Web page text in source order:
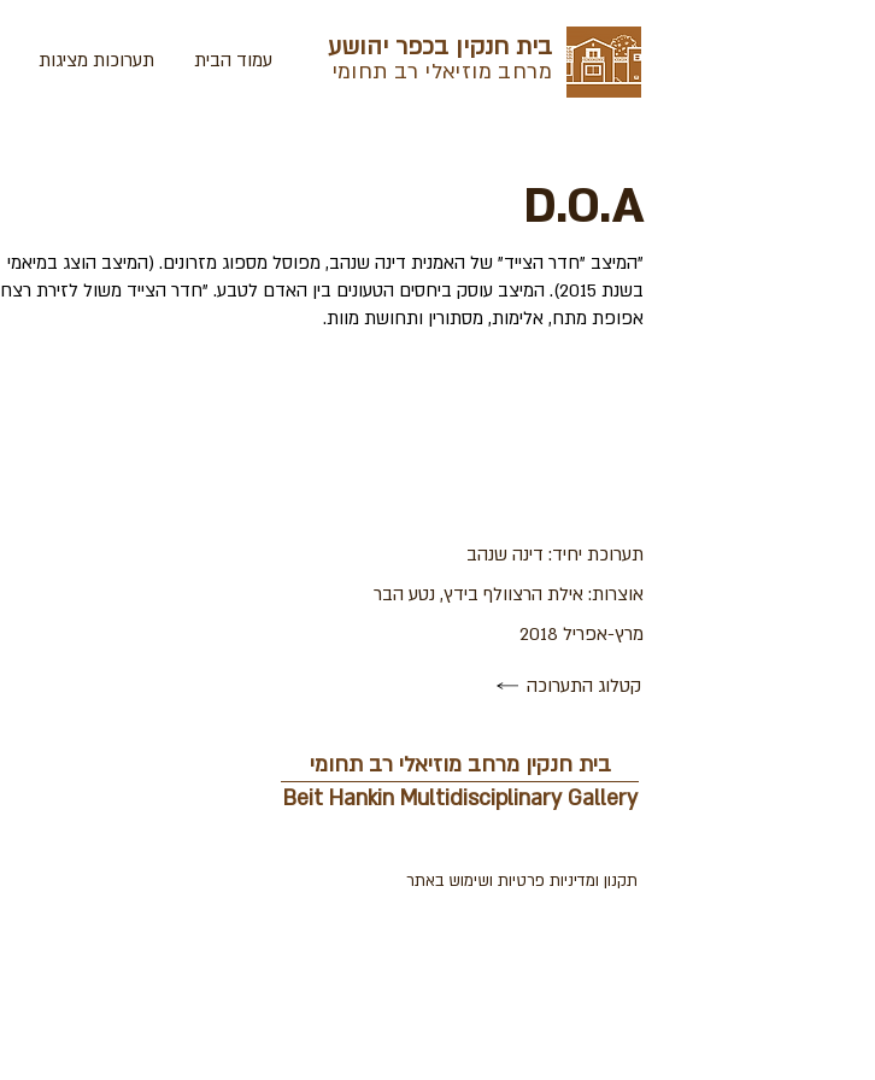
עמוד הבית תערוכות מציגות בית חנקין בכפר יהושע
מרחב מוזיאלי רב תחומי
D.O.A
"המיצב "חדר הצייד" של האמנית דינה שנהב, מפוסל מספוג מזרונים. (המיצב הוצג במיאמי
בשנת 2015). המיצב עוסק ביחסים הטעונים בין האדם לטבע. "חדר הצייד משול לזירת רצח
אפופת מתח, אלימות, מסתורין ותחושת מוות.
תערוכת יחיד: דינה שנהב
אוצרות: אילת הרצוולף בידץ, נטע הבר
מרץ-אפריל 2018
קטלוג התערוכה
בית חנקין מרחב מוזיאלי רב תחומי
Beit Hankin Multidisciplinary Gallery
תקנון ומדיניות פרטיות ושימוש באתר